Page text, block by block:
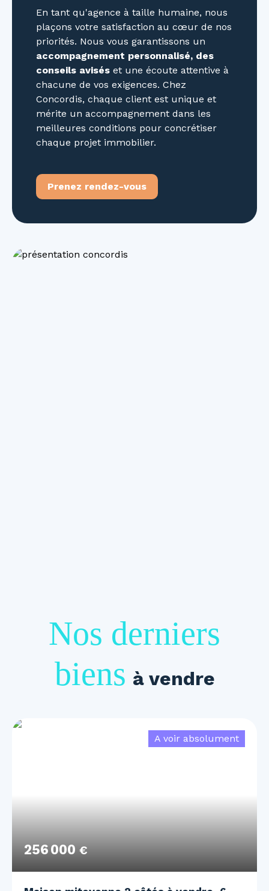
En tant qu'agence à taille humaine, nous
plaçons votre satisfaction au cœur de nos
priorités. Nous vous garantissons un
accompagnement personnalisé, des
conseils avisés et une écoute attentive à
chacune de vos exigences. Chez
Concordis, chaque client est unique et
mérite un accompagnement dans les
meilleures conditions pour concrétiser
chaque projet immobilier.
Prenez rendez-vous
Nos derniers
biens à vendre
256 000 €
A voir absolument